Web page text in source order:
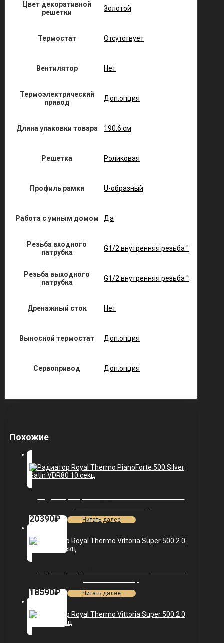
Цвет декоративной
решетки
Золотой
Термостат Отсутствует
Вентилятор Нет
Термоэлектрический
привод
Доп.опция
Длина упаковки товара 190.6 см
Решетка Роликовая
Профиль рамки U-образный
Работа с умным домом Да
Резьба входного
патрубка
G1/2 внутренняя резьба "
Резьба выходного
патрубка
G1/2 внутренняя резьба "
Дренажный сток Нет
Выносной термостат Доп.опция
Сервопривод Доп.опция
Похожие
20390₽ Читать далее
18590₽ Читать далее